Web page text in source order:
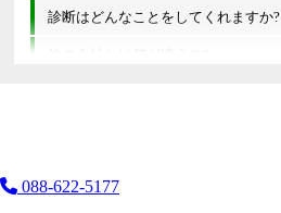
診断はどんなことをしてくれますか?
他の会社とは何が違うの?
088-622-5177